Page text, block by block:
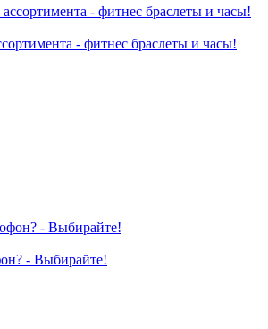
- фитнес браслеты и часы!
- Выбирайте!